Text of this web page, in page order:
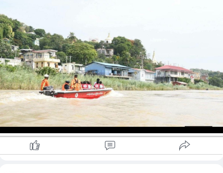
ပြင် ဧရာဝတီမြစ်အတွင်း မြစ်ရေမြင့်တက်လာပါက ရေဝင်ရောက်
င်သည့် ရပ်ကွက်များ၊ စစ်ကိုင်းမင်းကွန်းလမ်းတွင် မြေထိန်းနံရံ
ည်ဆောက်နေမှုတို့ကိုလည်းကြည့်ရှုစစ်ဆေးခဲ့ကြသည်။